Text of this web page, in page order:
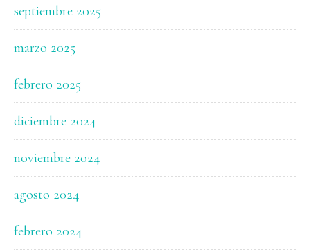
septiembre 2025
marzo 2025
febrero 2025
diciembre 2024
noviembre 2024
agosto 2024
febrero 2024